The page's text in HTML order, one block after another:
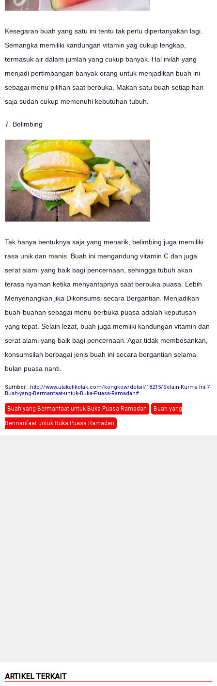
Kesegaran buah yang satu ini tentu tak perlu dipertanyakan lagi.
Semangka memiliki kandungan vitamin yag cukup lengkap,
termasuk air dalam jumlah yang cukup banyak. Hal inilah yang
menjadi pertimbangan banyak orang untuk menjadikan buah ini
sebagai menu pilihan saat berbuka. Makan satu buah setiap hari
saja sudah cukup memenuhi kebutuhan tubuh.
7. Belimbing
Tak hanya bentuknya saja yang menarik, belimbing juga memiliki
rasa unik dan manis. Buah ini mengandung vitamin C dan juga
serat alami yang baik bagi pencernaan, sehingga tubuh akan
terasa nyaman ketika menyantapnya saat berbuka puasa. Lebih
Menyenangkan jika Dikonsumsi secara Bergantian. Menjadikan
buah-buahan sebagai menu berbuka puasa adalah keputusan
yang tepat. Selain lezat, buah juga memiiki kandungan vitamin dan
serat alami yang baik bagi pencernaan. Agar tidak membosankan,
konsumsilah berbagai jenis buah ini secara bergantian selama
bulan puasa nanti.
Sumber : http://www.utakatikotak.com/kongkow/detail/18215/Selain-Kurma-Ini-7-
Buah-yang-Bermanfaat-untuk-Buka-Puasa-Ramadan#
Buah yang Bermanfaat untuk Buka Puasa Ramadan Buah yang
Bermanfaat untuk Buka Puasa Ramadan
ARTIKEL TERKAIT